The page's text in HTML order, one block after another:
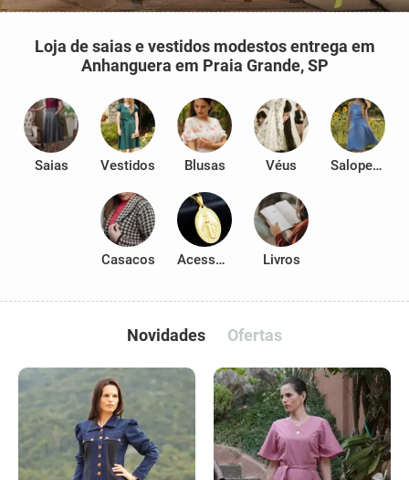
Loja de saias e vestidos modestos entrega em
Anhanguera em Praia Grande, SP
Saias Vestidos Blusas Véus Salopetes
Casacos Acessórios Livros
Novidades Ofertas